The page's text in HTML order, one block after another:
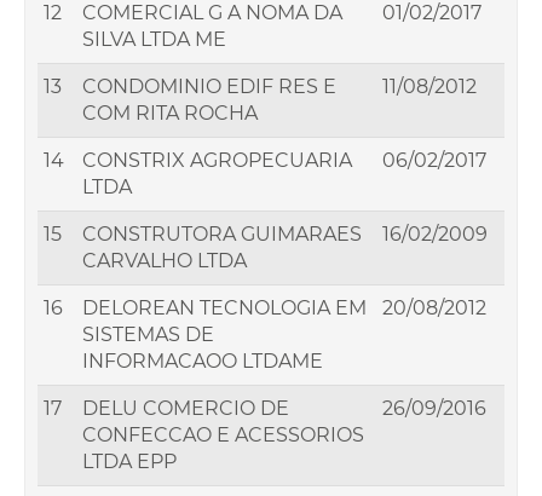
12
COMERCIAL G A NOMA DA
SILVA LTDA ME
01/02/2017
13
CONDOMINIO EDIF RES E
COM RITA ROCHA
11/08/2012
14
CONSTRIX AGROPECUARIA
LTDA
06/02/2017
15
CONSTRUTORA GUIMARAES
CARVALHO LTDA
16/02/2009
16
DELOREAN TECNOLOGIA EM
SISTEMAS DE
INFORMACAOO LTDAME
20/08/2012
17
DELU COMERCIO DE
CONFECCAO E ACESSORIOS
LTDA EPP
26/09/2016